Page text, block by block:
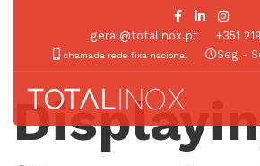
geral@totalinox.pt +351
chamada rede fixa nacional Seg -